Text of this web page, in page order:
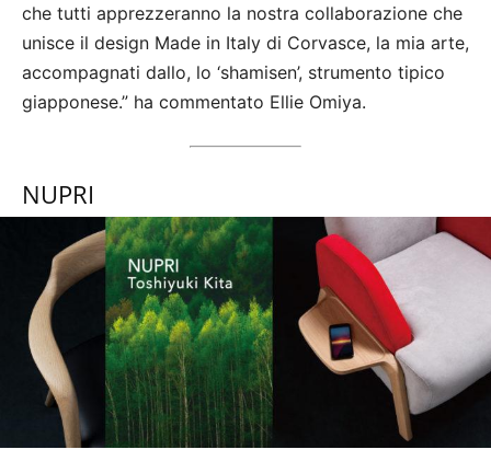
che tutti apprezzeranno la nostra collaborazione che
unisce il design Made in Italy di Corvasce, la mia arte,
accompagnati dallo, lo ‘shamisen’, strumento tipico
giapponese.” ha commentato Ellie Omiya.
NUPRI